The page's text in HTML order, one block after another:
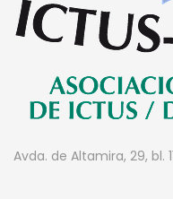
Avda. de Altamira, 29, bl.